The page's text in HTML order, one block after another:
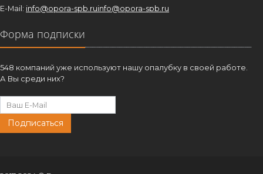
E-Mail: info@opora-spb.ruinfo@opora-spb.ru
Форма подписки
548 компаний уже используют нашу опалубку в своей работе.
А Вы среди них?
Подписаться